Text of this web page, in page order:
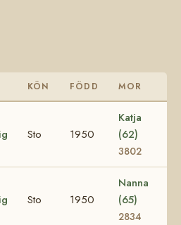
KÖN FÖDD MOR
Sto 1950
Katja
(62)
3802
Sto 1950
Nanna
(65)
2834